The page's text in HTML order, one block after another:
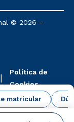
matricular
Ensino
Metodologia
© 2026 -
Política de
Cookies